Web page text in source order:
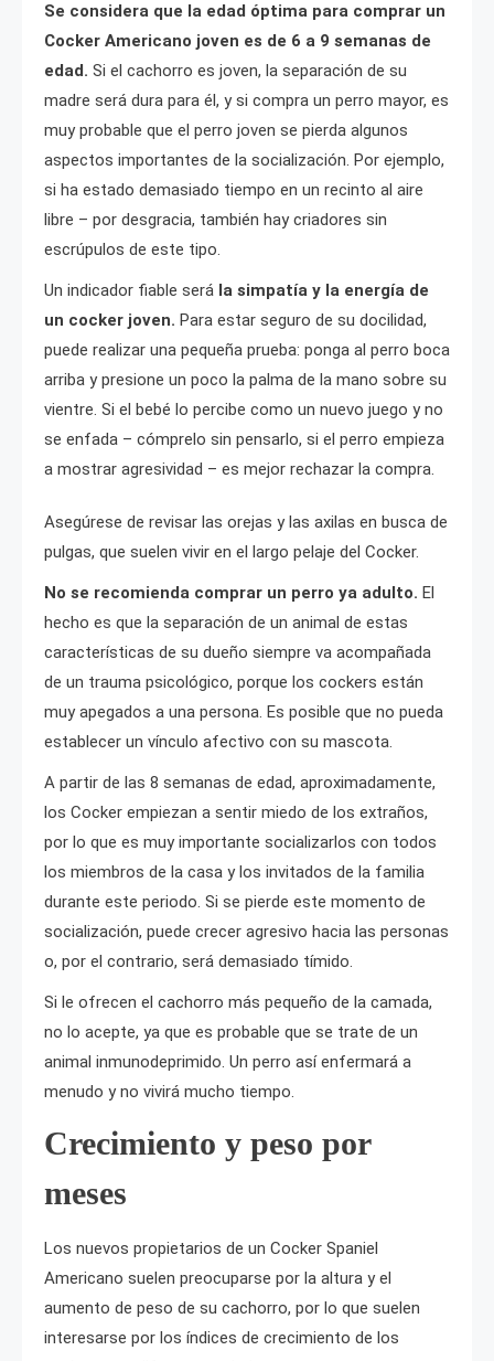
Se considera que la edad óptima para comprar un
Cocker Americano joven es de 6 a 9 semanas de
edad. Si el cachorro es joven, la separación de su
madre será dura para él, y si compra un perro mayor, es
muy probable que el perro joven se pierda algunos
aspectos importantes de la socialización. Por ejemplo,
si ha estado demasiado tiempo en un recinto al aire
libre – por desgracia, también hay criadores sin
escrúpulos de este tipo.
Un indicador fiable será la simpatía y la energía de
un cocker joven. Para estar seguro de su docilidad,
puede realizar una pequeña prueba: ponga al perro boca
arriba y presione un poco la palma de la mano sobre su
vientre. Si el bebé lo percibe como un nuevo juego y no
se enfada – cómprelo sin pensarlo, si el perro empieza
a mostrar agresividad – es mejor rechazar la compra.
Asegúrese de revisar las orejas y las axilas en busca de
pulgas, que suelen vivir en el largo pelaje del Cocker.
No se recomienda comprar un perro ya adulto. El
hecho es que la separación de un animal de estas
características de su dueño siempre va acompañada
de un trauma psicológico, porque los cockers están
muy apegados a una persona. Es posible que no pueda
establecer un vínculo afectivo con su mascota.
A partir de las 8 semanas de edad, aproximadamente,
los Cocker empiezan a sentir miedo de los extraños,
por lo que es muy importante socializarlos con todos
los miembros de la casa y los invitados de la familia
durante este periodo. Si se pierde este momento de
socialización, puede crecer agresivo hacia las personas
o, por el contrario, será demasiado tímido.
Si le ofrecen el cachorro más pequeño de la camada,
no lo acepte, ya que es probable que se trate de un
animal inmunodeprimido. Un perro así enfermará a
menudo y no vivirá mucho tiempo.
Crecimiento y peso por
meses
Los nuevos propietarios de un Cocker Spaniel
Americano suelen preocuparse por la altura y el
aumento de peso de su cachorro, por lo que suelen
interesarse por los índices de crecimiento de los